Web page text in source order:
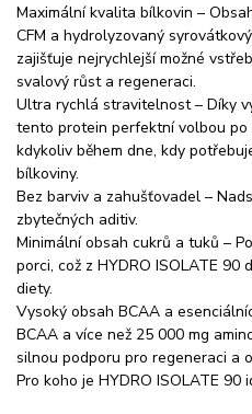
Maximální kvalita bílkovin –
CFM a hydrolyzovaný
zajišťuje nejrychlejší možné
svalový růst a regeneraci.
Ultra rychlá stravitelnost – Díky
tento protein perfektní volbou po
kdykoliv během dne, kdy
bílkoviny.
Bez barviv a zahušťovadel –
zbytečných aditiv.
Minimální obsah cukrů a tuků –
porci, což z HYDRO ISOLATE
diety.
Vysoký obsah BCAA a
BCAA a více než 25 000 mg
silnou podporu pro regeneraci a
Pro koho je HYDRO ISOLATE 90